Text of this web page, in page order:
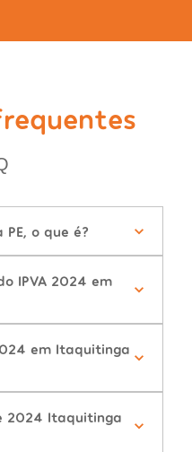
o que é?
IPVA 2024 em
em Itaquitinga
2024 Itaquitinga